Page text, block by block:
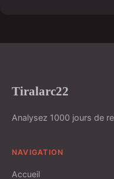
Tiralarc22
Analysez 1000 jours de
NAVIGATION
Accueil